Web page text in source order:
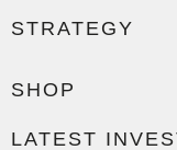
STRATEGY
SHOP
LATEST